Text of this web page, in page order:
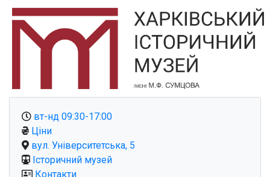
вт-нд 09:30-17:00
Ціни
вул. Університетська, 5
Історичний музей
Контакти